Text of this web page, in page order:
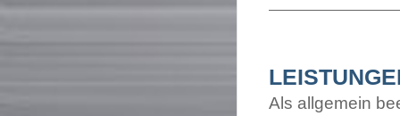
Als allgemein